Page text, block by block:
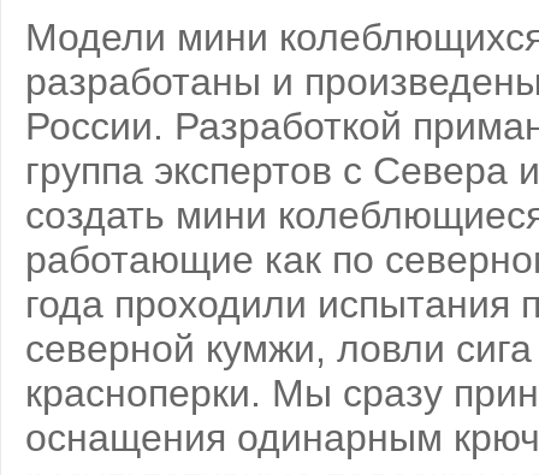
Модели мини
разработаны и
России. Разработкой
группа экспертов с
создать мини
работающие как по
года проходили
северной кумжи, ловли
красноперки. Мы сразу
оснащения одинарным